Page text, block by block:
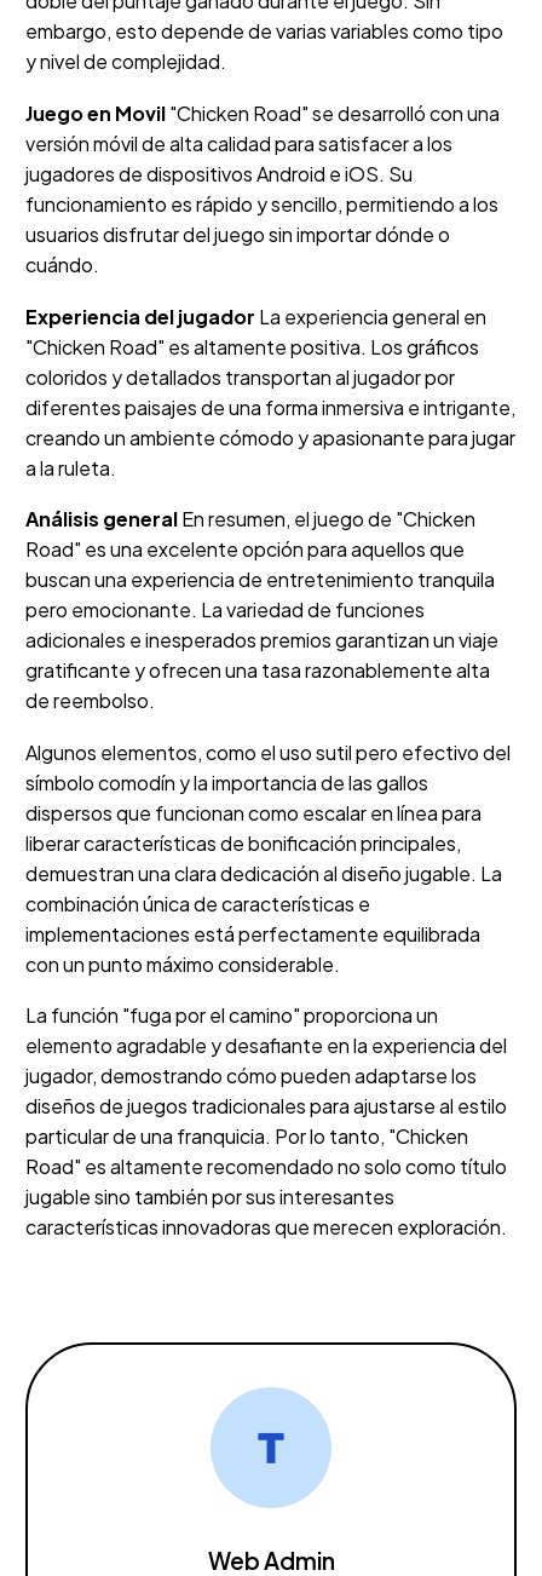
embargo, esto depende de varias variables como tipo
y nivel de complejidad.
Juego en Movil"Chicken Road" se desarrolló con una
versión móvil de alta calidad para satisfacer a los
jugadores de dispositivos Android e iOS. Su
funcionamiento es rápido y sencillo, permitiendo a los
usuarios disfrutar del juego sin importar dónde o
cuándo.
Experiencia del jugador La experiencia general en
"Chicken Road" es altamente positiva. Los gráficos
coloridos y detallados transportan al jugador por
diferentes paisajes de una forma inmersiva e intrigante,
creando un ambiente cómodo y apasionante para jugar
a la ruleta.
Análisis generalEn resumen, el juego de "Chicken
Road" es una excelente opción para aquellos que
buscan una experiencia de entretenimiento tranquila
pero emocionante. La variedad de funciones
adicionales e inesperados premios garantizan un viaje
gratificante y ofrecen una tasa razonablemente alta
de reembolso.
Algunos elementos, como el uso sutil pero efectivo del
símbolo comodín y la importancia de las gallos
dispersos que funcionan como escalar en línea para
liberar características de bonificación principales,
demuestran una clara dedicación al diseño jugable. La
combinación única de características e
implementaciones está perfectamente equilibrada
con un punto máximo considerable.
La función "fuga por el camino" proporciona un
elemento agradable y desafiante en la experiencia del
jugador, demostrando cómo pueden adaptarse los
diseños de juegos tradicionales para ajustarse al estilo
particular de una franquicia. Por lo tanto, "Chicken
Road" es altamente recomendado no solo como título
jugable sino también por sus interesantes
características innovadoras que merecen exploración.
Web Admin